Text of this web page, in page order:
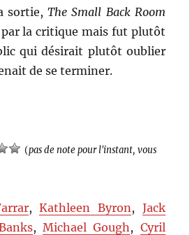
sortie,The Small Back Room
la critique mais fut plutôt
qui désirait plutôt oublier
de se terminer.
(pas de note pour l'instant, vous
,Kathleen Byron , Jack
,Michael Gough , Cyril